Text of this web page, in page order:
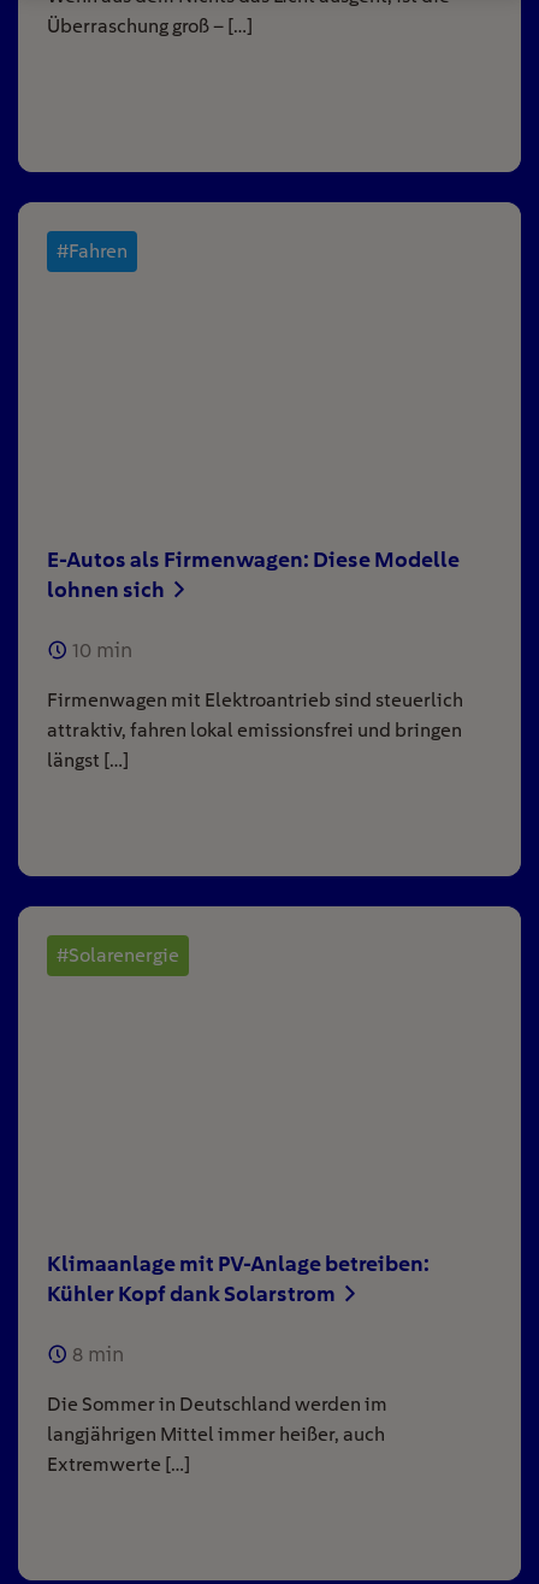
Überraschung groß – […]
#Fahren
E-Autos als Firmenwagen: Diese Modelle
lohnen sich
10 min
Firmenwagen mit Elektroantrieb sind steuerlich
attraktiv, fahren lokal emissionsfrei und bringen
längst […]
#Solarenergie
Klimaanlage mit PV-Anlage betreiben:
Kühler Kopf dank Solarstrom
8 min
Die Sommer in Deutschland werden im
langjährigen Mittel immer heißer, auch
Extremwerte […]